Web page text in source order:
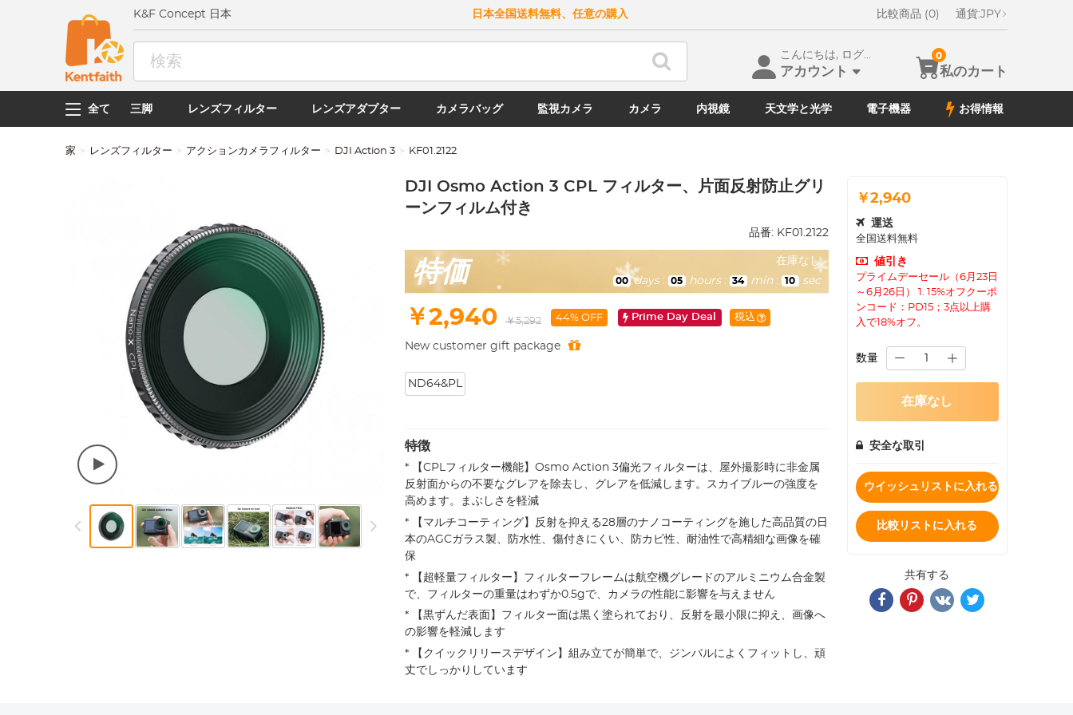
K&F Concept 日本 日本全国送料無料、任意の購入 比較商品 (0) 通貨:JPY
こんにちは, ログイン
アカウント 私のカート
0
全て 三脚 レンズフィルター レンズアダプター カメラバッグ 監視カメラ カメラ 内視鏡 天文学と光学 電子機器 お得情報
家 レンズフィルター アクションカメラフィルター DJI Action 3 KF01.2122
DJI Osmo Action 3 CPL フィルター、片面反射防止グリ
ーンフィルム付き
品番: KF01.2122
特価 在庫なし
00 days : 05 hours : 34 min : 08 sec
￥2,940 ￥5,292 44% OFF Prime Day Deal 税込
New customer gift package
ND64&PL
特徴
* 【CPLフィルター機能】Osmo Action 3偏光フィルターは、屋外撮影時に非金属
反射面からの不要なグレアを除去し、グレアを低減します。スカイブルーの強度を
高めます。まぶしさを軽減
* 【マルチコーティング】反射を抑える28層のナノコーティングを施した高品質の日
本のAGCガラス製、防水性、傷付きにくい、防カビ性、耐油性で高精細な画像を確
保
* 【超軽量フィルター】フィルターフレームは航空機グレードのアルミニウム合金製
で、フィルターの重量はわずか0.5gで、カメラの性能に影響を与えません
* 【黒ずんだ表面】フィルター面は黒く塗られており、反射を最小限に抑え、画像へ
の影響を軽減します
* 【クイックリリースデザイン】組み立てが簡単で、ジンバルによくフィットし、頑
丈でしっかりしています
￥2,940
運送
全国送料無料
値引き
プライムデーセール（6月23日
～6月26日） 1. 15%オフクーポ
ンコード：PD15；3点以上購
入で18%オフ。
数量
在庫なし
安全な取引
ウイッシュリストに入れる
比較リストに入れる
共有する